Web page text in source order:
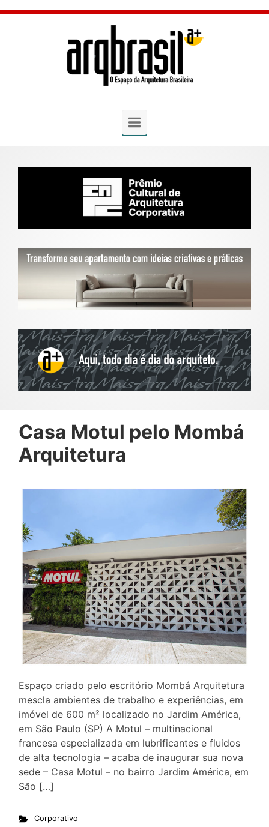
Skip to main content
Casa Motul pelo Mombá
Arquitetura
Espaço criado pelo escritório Mombá Arquitetura
mescla ambientes de trabalho e experiências, em
imóvel de 600 m² localizado no Jardim América,
em São Paulo (SP) A Motul – multinacional
francesa especializada em lubrificantes e fluidos
de alta tecnologia – acaba de inaugurar sua nova
sede – Casa Motul – no bairro Jardim América, em
São […]
Corporativo